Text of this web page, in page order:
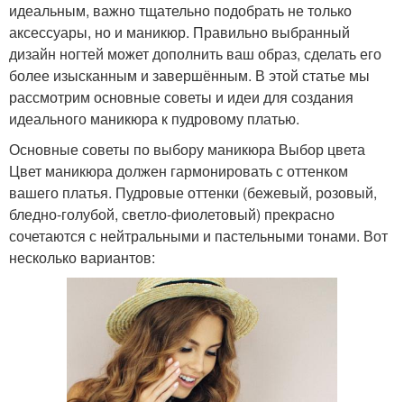
идеальным, важно тщательно подобрать не только
аксессуары, но и маникюр. Правильно выбранный
дизайн ногтей может дополнить ваш образ, сделать его
более изысканным и завершённым. В этой статье мы
рассмотрим основные советы и идеи для создания
идеального маникюра к пудровому платью.
Основные советы по выбору маникюра Выбор цвета
Цвет маникюра должен гармонировать с оттенком
вашего платья. Пудровые оттенки (бежевый, розовый,
бледно-голубой, светло-фиолетовый) прекрасно
сочетаются с нейтральными и пастельными тонами. Вот
несколько вариантов: